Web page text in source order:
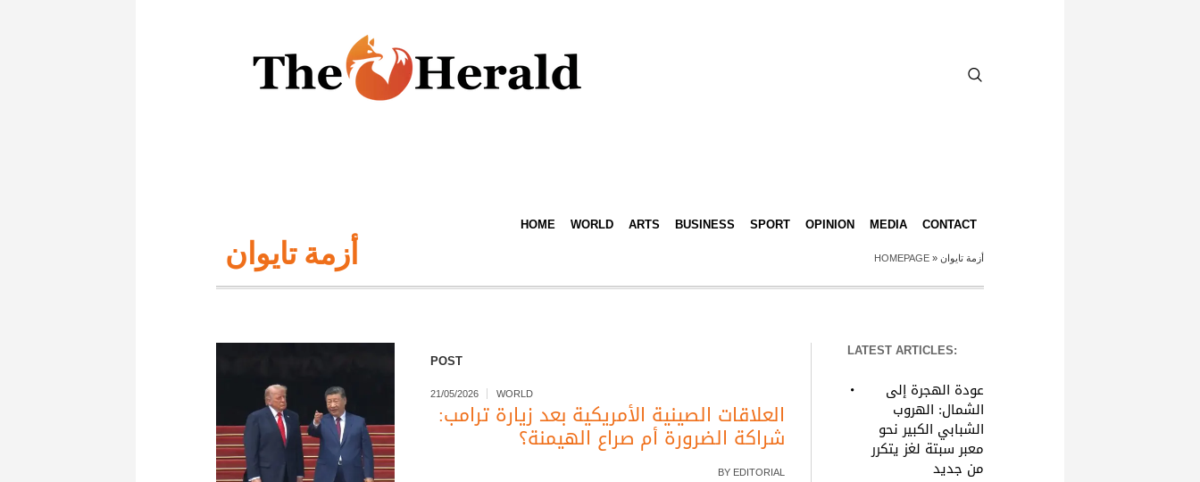
HOME WORLD ARTS BUSINESS SPORT OPINION MEDIA CONTACT
أزمة تايوان HOMEPAGE » أزمة تايوان
POST
21/05/2026 WORLD
العلاقات الصينية الأمريكية بعد زيارة ترامب:
شراكة الضرورة أم صراع الهيمنة؟
BY EDITORIAL
LATEST ARTICLES:
عودة الهجرة إلى
الشمال: الهروب
الشبابي الكبير نحو
معبر سبتة لغز يتكرر
من جديد